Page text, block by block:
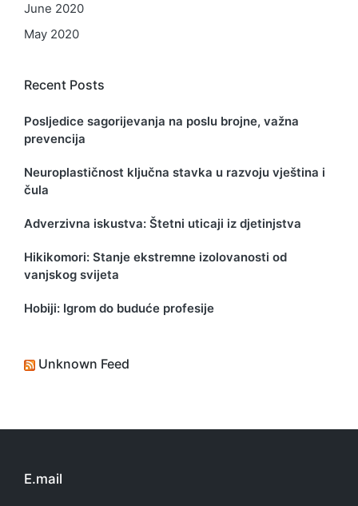
June 2020
May 2020
Recent Posts
Posljedice sagorijevanja na poslu brojne, važna
prevencija
Neuroplastičnost ključna stavka u razvoju vještina i
čula
Adverzivna iskustva: Štetni uticaji iz djetinjstva
Hikikomori: Stanje ekstremne izolovanosti od
vanjskog svijeta
Hobiji: Igrom do buduće profesije
Unknown Feed
E.mail